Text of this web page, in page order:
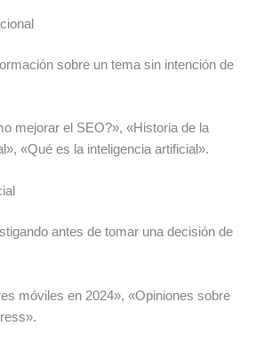
sobre un tema sin intención de
mejorar el SEO?», «Historia de la
«Qué es la inteligencia artificial».
antes de tomar una decisión de
móviles en 2024», «Opiniones sobre